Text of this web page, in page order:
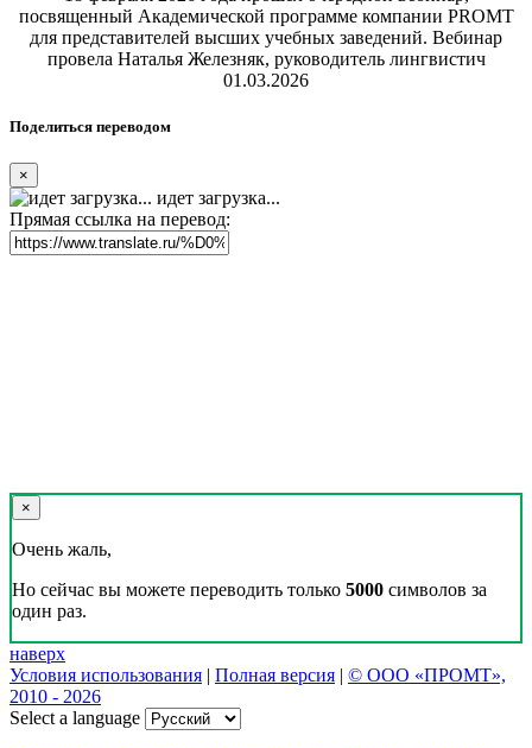
посвященный Академической программе компании PROMT
для представителей высших учебных заведений. Вебинар
провела Наталья Железняк, руководитель лингвистич
01.03.2026
Поделиться переводом
×
идет загрузка...
Прямая ссылка на перевод:
×
Очень жаль,
Но сейчас вы можете переводить только 5000 символов за
один раз.
наверх
Условия использования | Полная версия | © ООО «ПРОМТ»,
2010 - 2026
Select a language